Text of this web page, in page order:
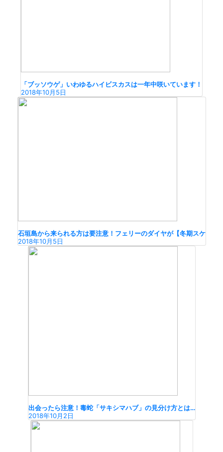
「ブッソウゲ」いわゆるハイビスカスは一年中咲いています！
2018年10月5日
石垣島から来られる方は要注意！フェリーのダイヤが【冬期スケ
2018年10月5日
出会ったら注意！毒蛇「サキシマハブ」の見分け方とは…
2018年10月2日